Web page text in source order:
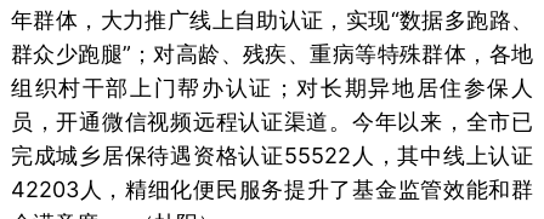
年群体，大力推广线上自助认证，实现“数据多跑路、
群众少跑腿”；对高龄、残疾、重病等特殊群体，各地
组织村干部上门帮办认证；对长期异地居住参保人
员，开通微信视频远程认证渠道。今年以来，全市已
完成城乡居保待遇资格认证55522人，其中线上认证
42203人，精细化便民服务提升了基金监管效能和群